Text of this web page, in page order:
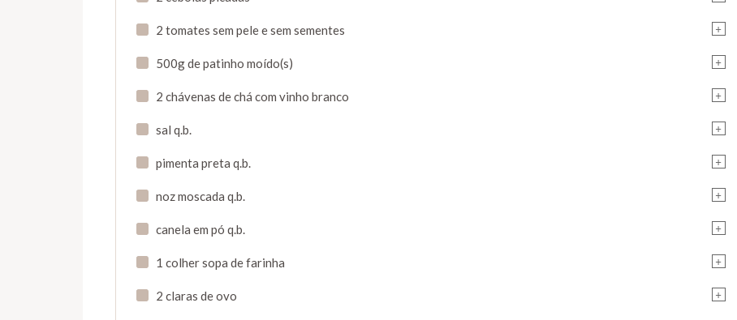
+
2 tomates sem pele e sem sementes
+
500g de patinho moído(s)
+
2 chávenas de chá com vinho branco
+
sal q.b.
+
pimenta preta q.b.
+
noz moscada q.b.
+
canela em pó q.b.
+
1 colher sopa de farinha
+
2 claras de ovo